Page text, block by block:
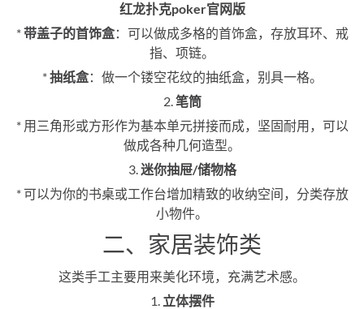
红龙扑克poker官网版
*带盖子的首饰盒：可以做成多格的首饰盒，存放耳环、戒
指、项链。
*抽纸盒：做一个镂空花纹的抽纸盒，别具一格。
2.笔筒
* 用三角形或方形作为基本单元拼接而成，坚固耐用，可以
做成各种几何造型。
3.迷你抽屉/储物格
* 可以为你的书桌或工作台增加精致的收纳空间，分类存放
小物件。
二、家居装饰类
这类手工主要用来美化环境，充满艺术感。
1. 立体摆件